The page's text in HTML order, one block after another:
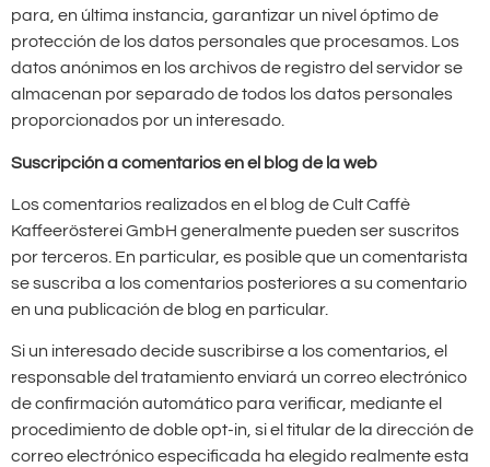
para, en última instancia, garantizar un nivel óptimo de
protección de los datos personales que procesamos. Los
datos anónimos en los archivos de registro del servidor se
almacenan por separado de todos los datos personales
proporcionados por un interesado.
Suscripción a comentarios en el blog de la web
Los comentarios realizados en el blog de Cult Caffè
Kaffeerösterei GmbH generalmente pueden ser suscritos
por terceros. En particular, es posible que un comentarista
se suscriba a los comentarios posteriores a su comentario
en una publicación de blog en particular.
Si un interesado decide suscribirse a los comentarios, el
responsable del tratamiento enviará un correo electrónico
de confirmación automático para verificar, mediante el
procedimiento de doble opt-in, si el titular de la dirección de
correo electrónico especificada ha elegido realmente esta